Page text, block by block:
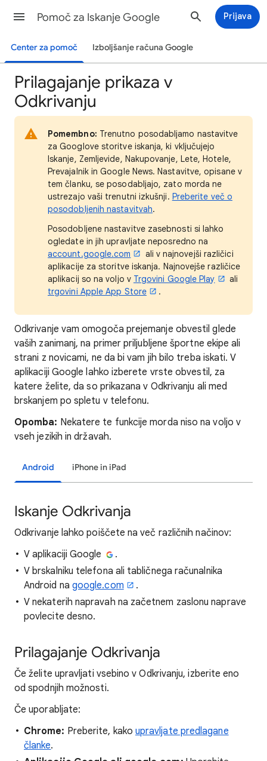
Pomoč za Iskanje Google Prijava
Center za pomoč Izboljšanje računa Google
Prilagajanje prikaza v
Odkrivanju
Pomembno: Trenutno posodabljamo nastavitve
za Googlove storitve iskanja, ki vključujejo
Iskanje, Zemljevide, Nakupovanje, Lete, Hotele,
Prevajalnik in Google News. Nastavitve, opisane v
tem članku, se posodabljajo, zato morda ne
ustrezajo vaši trenutni izkušnji. Preberite več o
posodobljenih nastavitvah.
Posodobljene nastavitve zasebnosti si lahko
ogledate in jih upravljate neposredno na
account.google.com
ali v najnovejši različici
aplikacije za storitve iskanja. Najnovejše različice
aplikacij so na voljo v Trgovini Google Play
ali
trgovini Apple App Store
.
Odkrivanje vam omogoča prejemanje obvestil glede
vaših zanimanj, na primer priljubljene športne ekipe ali
strani z novicami, ne da bi vam jih bilo treba iskati. V
aplikaciji Google lahko izberete vrste obvestil, za
katere želite, da so prikazana v Odkrivanju ali med
brskanjem po spletu v telefonu.
Opomba: Nekatere te funkcije morda niso na voljo v
vseh jezikih in državah.
Android iPhone in iPad
Iskanje Odkrivanja
Odkrivanje lahko poiščete na več različnih načinov:
V aplikaciji Google
.
V brskalniku telefona ali tabličnega računalnika
Android na google.com
.
V nekaterih napravah na začetnem zaslonu naprave
povlecite desno.
Prilagajanje Odkrivanja
Če želite upravljati vsebino v Odkrivanju, izberite eno
od spodnjih možnosti.
Če uporabljate:
Chrome: Preberite, kako upravljate predlagane
članke.